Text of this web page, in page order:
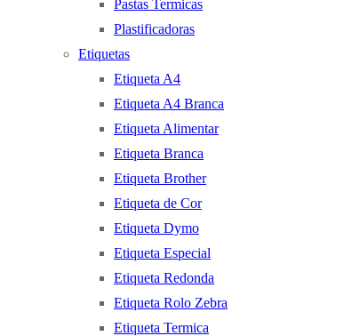
Pastas Termicas
Plastificadoras
Etiquetas
Etiqueta A4
Etiqueta A4 Branca
Etiqueta Alimentar
Etiqueta Branca
Etiqueta Brother
Etiqueta de Cor
Etiqueta Dymo
Etiqueta Especial
Etiqueta Redonda
Etiqueta Rolo Zebra
Etiqueta Termica